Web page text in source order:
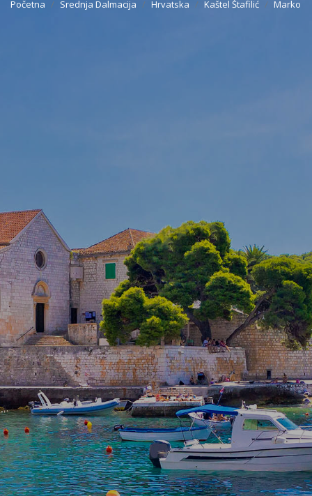
Početna Srednja Dalmacija Hrvatska Kaštel Štafilić Marko